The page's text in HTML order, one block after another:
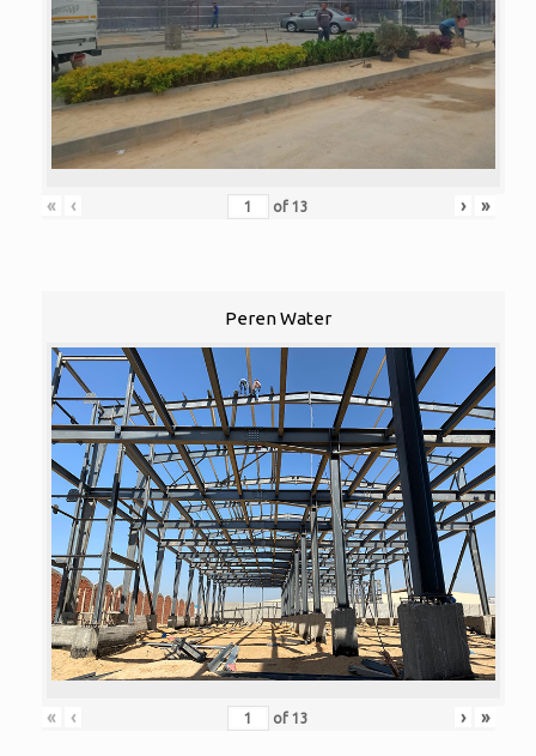
« ‹ of 13 › »
Peren Water
« ‹ of 13 › »